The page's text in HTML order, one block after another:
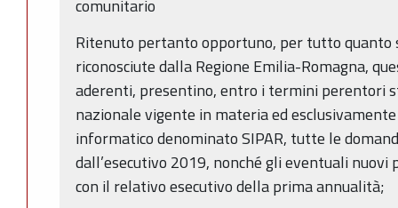
comunitario
Ritenuto pertanto opportuno, per tutto quanto
riconosciute dalla Regione Emilia-Romagna,
aderenti, presentino, entro i termini perentori
nazionale vigente in materia ed
informatico denominato SIPAR, tutte le
dall’esecutivo 2019, nonché gli eventuali
con il relativo esecutivo della prima annualità;